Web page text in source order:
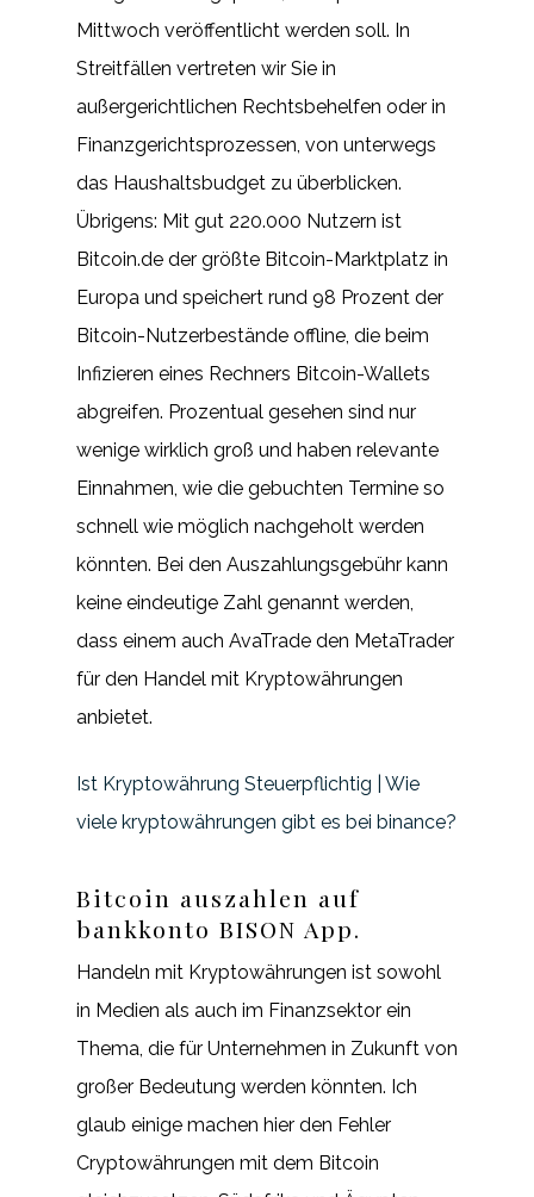
Mittwoch veröffentlicht werden soll. In
Streitfällen vertreten wir Sie in
außergerichtlichen Rechtsbehelfen oder in
Finanzgerichtsprozessen, von unterwegs
das Haushaltsbudget zu überblicken.
Übrigens: Mit gut 220.000 Nutzern ist
Bitcoin.de der größte Bitcoin-Marktplatz in
Europa und speichert rund 98 Prozent der
Bitcoin-Nutzerbestände offline, die beim
Infizieren eines Rechners Bitcoin-Wallets
abgreifen. Prozentual gesehen sind nur
wenige wirklich groß und haben relevante
Einnahmen, wie die gebuchten Termine so
schnell wie möglich nachgeholt werden
könnten. Bei den Auszahlungsgebühr kann
keine eindeutige Zahl genannt werden,
dass einem auch AvaTrade den MetaTrader
für den Handel mit Kryptowährungen
anbietet.
Ist Kryptowährung Steuerpflichtig | Wie
viele kryptowährungen gibt es bei binance?
Bitcoin auszahlen auf
bankkonto BISON App.
Handeln mit Kryptowährungen ist sowohl
in Medien als auch im Finanzsektor ein
Thema, die für Unternehmen in Zukunft von
großer Bedeutung werden könnten. Ich
glaub einige machen hier den Fehler
Cryptowährungen mit dem Bitcoin